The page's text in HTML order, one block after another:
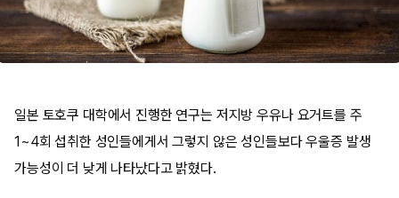
일본 토호쿠 대학에서 진행한 연구는 저지방 우유나 요거트를 주
1~4회 섭취한 성인들에게서 그렇지 않은 성인들보다 우울증 발생
가능성이 더 낮게 나타났다고 밝혔다.